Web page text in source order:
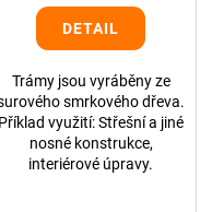
DETAIL
Trámy jsou vyráběny ze
smrkového dřeva.
Příklad využití: Střešní a jiné
nosné konstrukce,
interiérové úpravy.